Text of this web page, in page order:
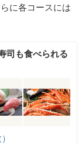
に各コースには
司も食べられる